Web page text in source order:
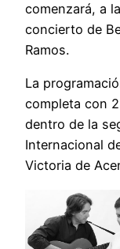
comenzará, a
concierto de
Ramos.
La
completa con
dentro de la
Internacional
Victoria de